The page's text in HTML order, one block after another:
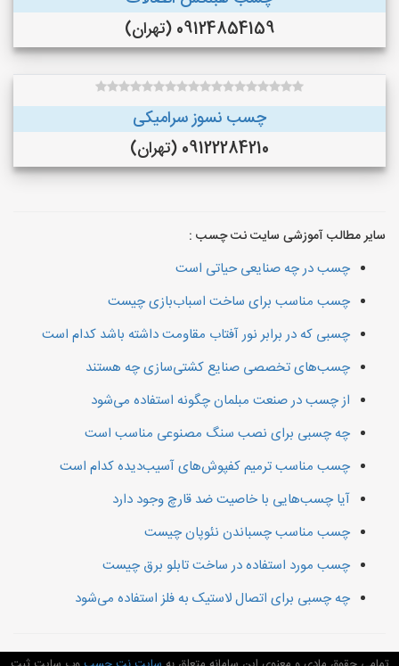
09124854159 (تهران)
چسب نسوز سرامیکی
09122284210 (تهران)
سایر مطالب آموزشی سایت نت چسب :
چسب در چه صنایعی حیاتی است
چسب مناسب برای ساخت اسباب‌بازی چیست
چسبی که در برابر نور آفتاب مقاومت داشته باشد کدام است
چسب‌های تخصصی صنایع کشتی‌سازی چه هستند
از چسب در صنعت مبلمان چگونه استفاده می‌شود
چه چسبی برای نصب سنگ مصنوعی مناسب است
چسب مناسب ترمیم کفپوش‌های آسیب‌دیده کدام است
آیا چسب‌هایی با خاصیت ضد قارچ وجود دارد
چسب مناسب چسباندن نئوپان چیست
چسب مورد استفاده در ساخت تابلو برق چیست
چه چسبی برای اتصال لاستیک به فلز استفاده می‌شود